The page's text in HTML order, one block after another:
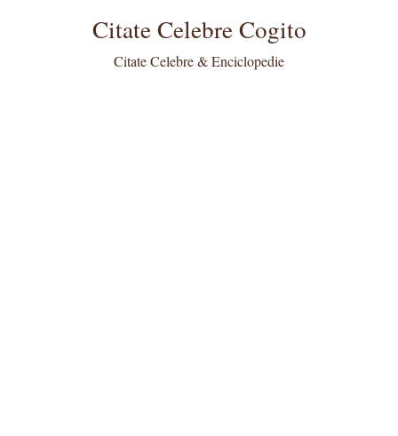
Citate Celebre Cogito
Citate Celebre & Enciclopedie